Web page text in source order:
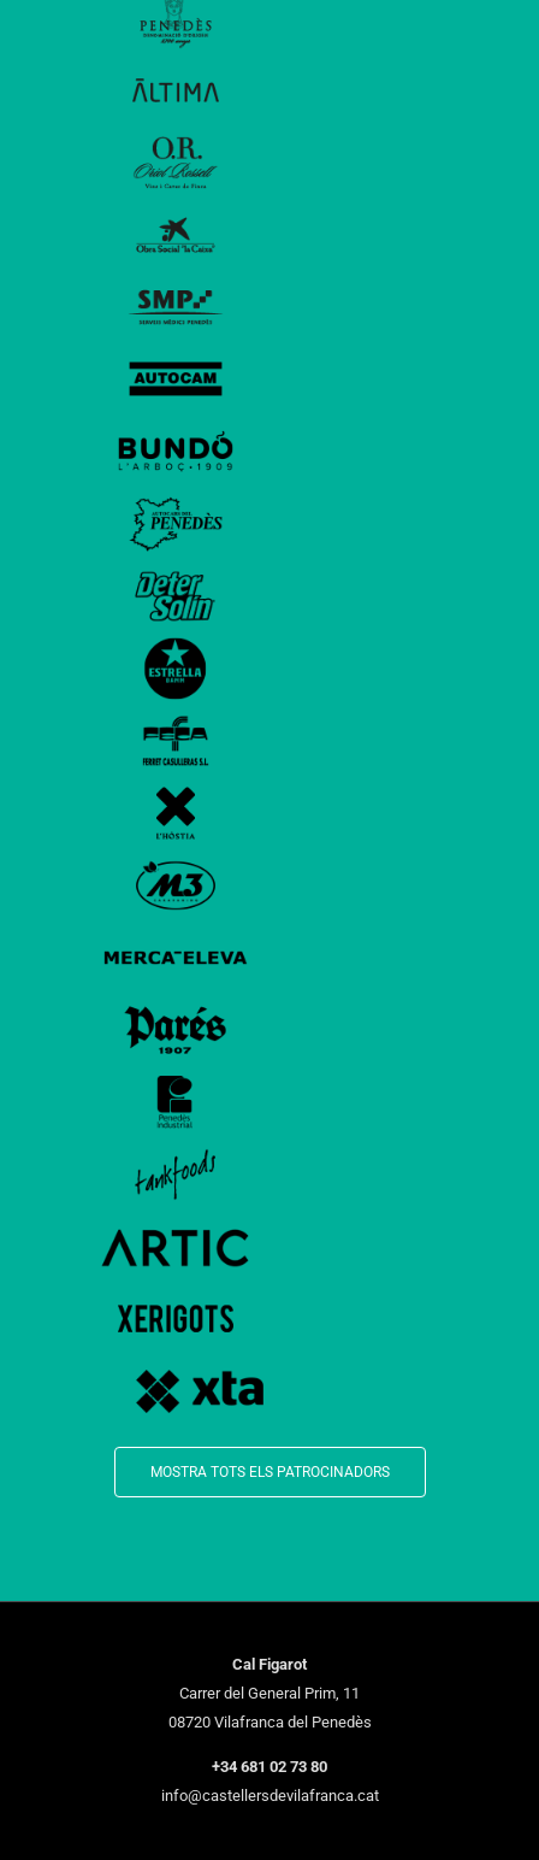
MOSTRA TOTS ELS PATROCINADORS
Cal Figarot
Carrer del General Prim, 11
08720 Vilafranca del Penedès
+34 681 02 73 80
info@castellersdevilafranca.cat